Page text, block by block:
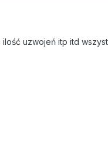
uzwojeń itp itd